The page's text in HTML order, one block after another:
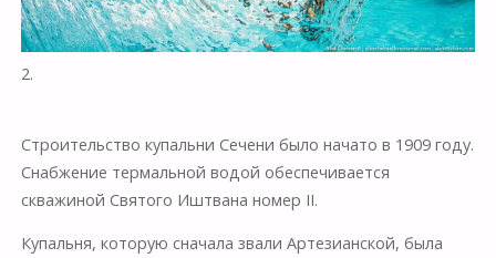
2.
Строительство купальни Сечени было начато в 1909 году.
Снабжение термальной водой обеспечивается
скважиной Святого Иштвана номер II.
Купальня, которую сначала звали Артезианской, была